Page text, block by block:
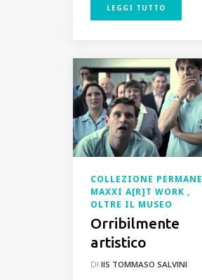
LEGGI TUTTO
COLLEZIONE
MAXXI A[R]T WORK
OLTRE IL MUSEO
Orribilmente
artistico
DI IIS TOMMASO SALVINI